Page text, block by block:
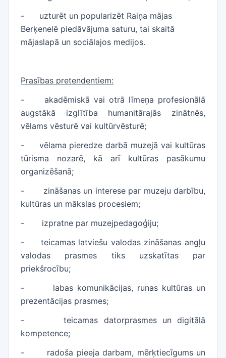
- uzturēt un popularizēt Raiņa mājas
Berķenelē piedāvājuma saturu, tai skaitā
mājaslapā un sociālajos medijos.
Prasības pretendentiem:
- akadēmiskā vai otrā līmeņa profesionālā
augstākā izglītība humanitārajās zinātnēs,
vēlams vēsturē vai kultūrvēsturē;
- vēlama pieredze darbā muzejā vai kultūras
tūrisma nozarē, kā arī kultūras pasākumu
organizēšanā;
- zināšanas un interese par muzeju darbību,
kultūras un mākslas procesiem;
- izpratne par muzejpedagoģiju;
- teicamas latviešu valodas zināšanas angļu
valodas prasmes tiks uzskatītas par
priekšrocību;
- labas komunikācijas, runas kultūras un
prezentācijas prasmes;
-teicamas datorprasmes un digitālā
kompetence;
- radoša pieeja darbam, mērķtiecīgums un